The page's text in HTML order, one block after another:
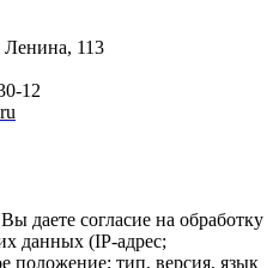
113
12
даете согласие на обработку
данных (IP-адрес;
положение; тип, версия, язык